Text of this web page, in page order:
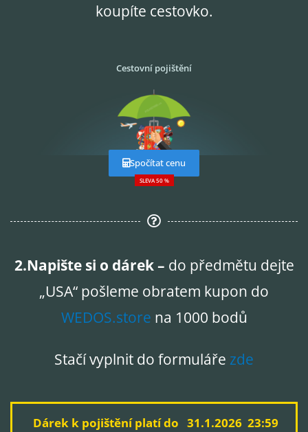
koupíte cestovko.
Cestovní pojištění
Spočítat cenu
SLEVA 50 %
2.Napište si o dárek – do předmětu dejte
„USA“ pošleme obratem kupon do
WEDOS.store na 1000 bodů
Stačí vyplnit do formuláře zde
Dárek k pojištění platí do 31.1.2026 23:59